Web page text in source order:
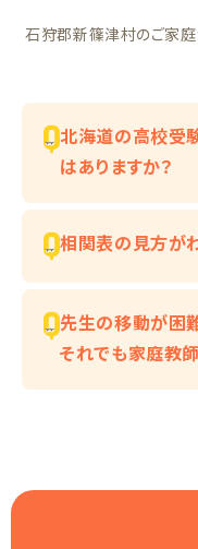
石狩郡新篠津村のご家
北海道の高校受
はありますか？
相関表の見方が
先生の移動が困
それでも家庭教